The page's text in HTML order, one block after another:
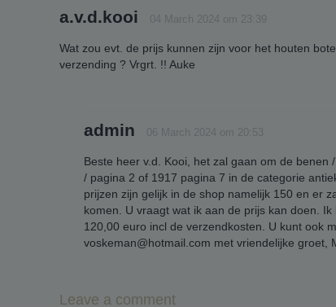
a.v.d.kooi 04 March 2024 om 23:39
Wat zou evt. de prijs kunnen zijn voor het houten
verzending ? Vrgrt. !! Auke
admin 06 March 2024 om 20:53
Beste heer v.d. Kooi, het zal gaan om de benen
/ pagina 2 of 1917 pagina 7 in de categorie
prijzen zijn gelijk in de shop namelijk 150 en er
komen. U vraagt wat ik aan de prijs kan doen.
120,00 euro incl de verzendkosten. U kunt ook
voskeman@hotmail.com met vriendelijke groet,
Leave a comment